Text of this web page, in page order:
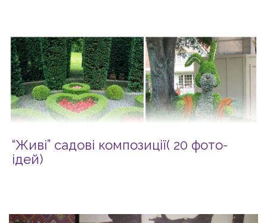
“Живі” садові композиції( 20 фото-
ідей)